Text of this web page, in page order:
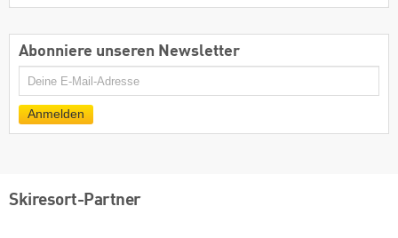
Abonniere unseren Newsletter
E-
Anmelden
Skiresort-Partner